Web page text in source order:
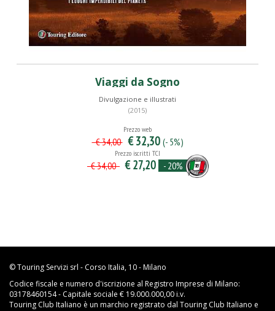
Viaggi da Sogno
Divulgazione e illustrati
(2015)
Prezzo web
€ 34,00 € 32,30 (- 5%)
Prezzo iscritti TCI
€ 34,00 € 27,20 - 20%
© Touring Servizi srl - Corso Italia, 10 - Milano
Codice fiscale e numero d'iscrizione al Registro Imprese di Milano:
03178460154 - Capitale sociale € 19.000.000,00 i.v.
Touring Club Italiano è un marchio registrato dal Touring Club Italiano e